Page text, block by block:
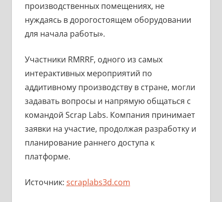
производственных помещениях, не
нуждаясь в дорогостоящем оборудовании
для начала работы».
Участники RMRRF, одного из самых
интерактивных мероприятий по
аддитивному производству в стране, могли
задавать вопросы и напрямую общаться с
командой Scrap Labs. Компания принимает
заявки на участие, продолжая разработку и
планирование раннего доступа к
платформе.
Источник: scraplabs3d.com